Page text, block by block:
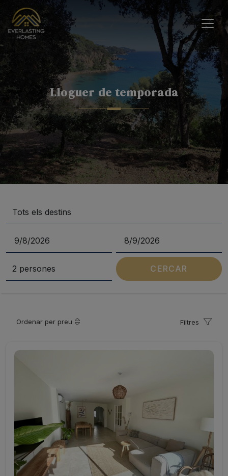
Lloguer de temporada
CERCAR
Ordenar per preu Filtres